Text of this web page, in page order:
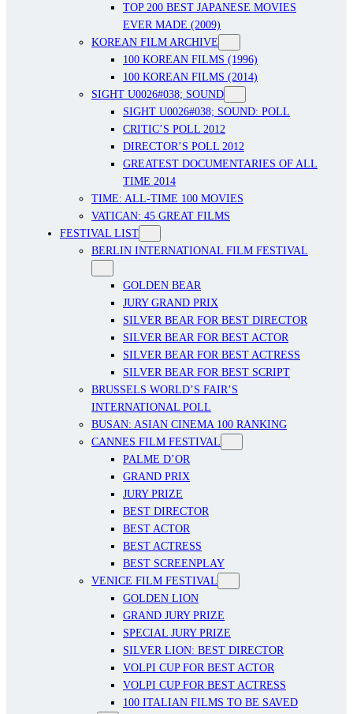
TOP 200 BEST JAPANESE MOVIES
EVER MADE (2009)
KOREAN FILM ARCHIVE
100 KOREAN FILMS (1996)
100 KOREAN FILMS (2014)
SIGHT U0026#038; SOUND
SIGHT U0026#038; SOUND: POLL
CRITIC’S POLL 2012
DIRECTOR’S POLL 2012
GREATEST DOCUMENTARIES OF ALL
TIME 2014
TIME: ALL-TIME 100 MOVIES
VATICAN: 45 GREAT FILMS
FESTIVAL LIST
BERLIN INTERNATIONAL FILM FESTIVAL
GOLDEN BEAR
JURY GRAND PRIX
SILVER BEAR FOR BEST DIRECTOR
SILVER BEAR FOR BEST ACTOR
SILVER BEAR FOR BEST ACTRESS
SILVER BEAR FOR BEST SCRIPT
BRUSSELS WORLD’S FAIR’S
INTERNATIONAL POLL
BUSAN: ASIAN CINEMA 100 RANKING
CANNES FILM FESTIVAL
PALME D’OR
GRAND PRIX
JURY PRIZE
BEST DIRECTOR
BEST ACTOR
BEST ACTRESS
BEST SCREENPLAY
VENICE FILM FESTIVAL
GOLDEN LION
GRAND JURY PRIZE
SPECIAL JURY PRIZE
SILVER LION: BEST DIRECTOR
VOLPI CUP FOR BEST ACTOR
VOLPI CUP FOR BEST ACTRESS
100 ITALIAN FILMS TO BE SAVED